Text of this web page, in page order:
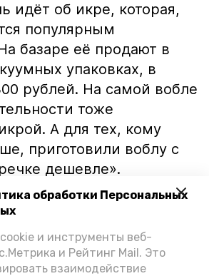
обработки Персональных
и инструменты веб-
и Рейтинг Mail. Это
взаимодействие
идёт об икре, которая,
популярным
базаре её продают в
упаковках, в
рублей. На самой вобле
тоже
А для тех, кому
приготовили воблу с
дешевле».